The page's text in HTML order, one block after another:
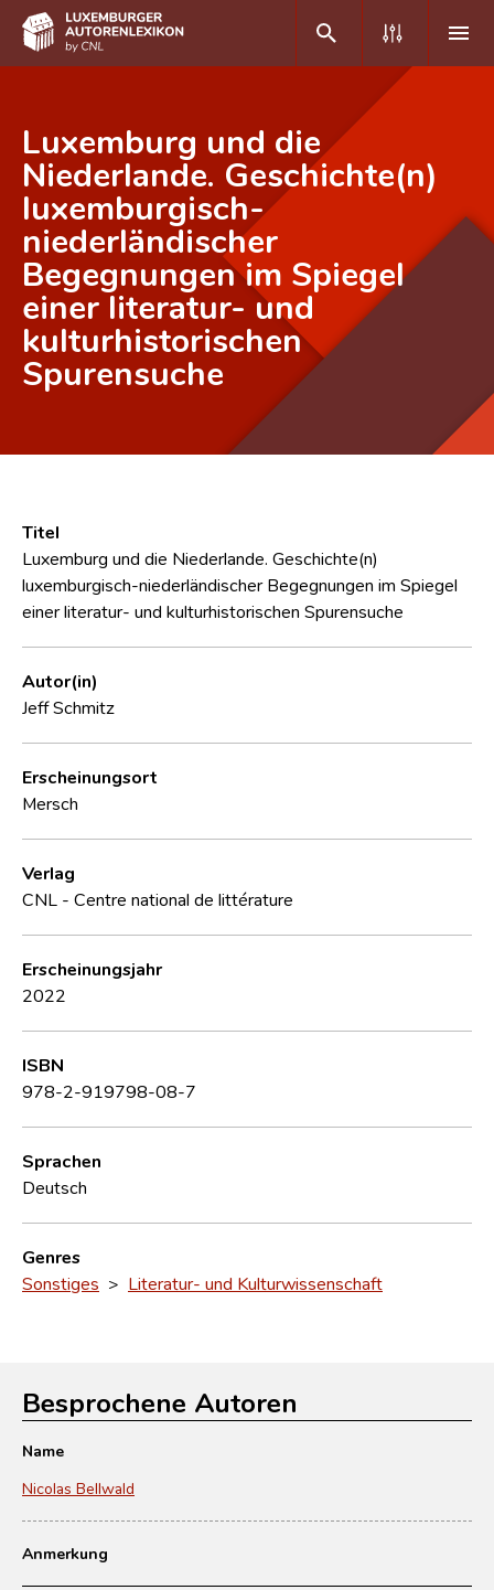
DE FR
Home
Autor(inn)en A-Z
Erweiterte Suche
Häufige Fragen und Antworten
CNL
Luxemburg und die
Niederlande. Geschichte(n)
luxemburgisch-
niederländischer
Begegnungen im Spiegel
einer literatur- und
kulturhistorischen
Spurensuche
Titel
Luxemburg und die Niederlande. Geschichte(n)
luxemburgisch-niederländischer Begegnungen im Spiegel
einer literatur- und kulturhistorischen Spurensuche
Autor(in)
Jeff Schmitz
Erscheinungsort
Mersch
Verlag
CNL - Centre national de littérature
Erscheinungsjahr
2022
ISBN
978-2-919798-08-7
Sprachen
Deutsch
Genres
Sonstiges > Literatur- und Kulturwissenschaft
Besprochene Autoren
Name
Nicolas Bellwald
Anmerkung